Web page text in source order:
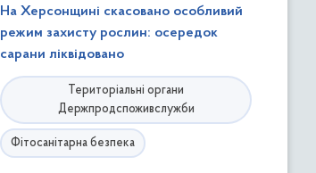
На Херсонщині скасовано особливий
режим захисту рослин: осередок
сарани ліквідовано
Територіальні органи
Держпродспоживслужби
Фітосанітарна безпека